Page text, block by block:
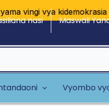
vingi vya kidemokrasia
nasi Maswali
Vyombo